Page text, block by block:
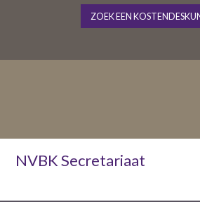
ZOEK EEN
NVBK Secretariaat